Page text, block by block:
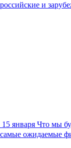
российские и
15 января Что мы
самые ожидаемые